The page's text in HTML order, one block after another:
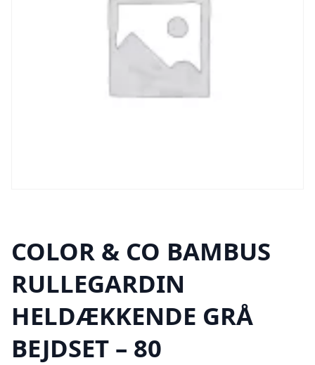
COLOR & CO BAMBUS
RULLEGARDIN
HELDÆKKENDE GRÅ
BEJDSET – 80